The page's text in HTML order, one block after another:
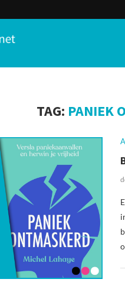
TAG: PANIEK